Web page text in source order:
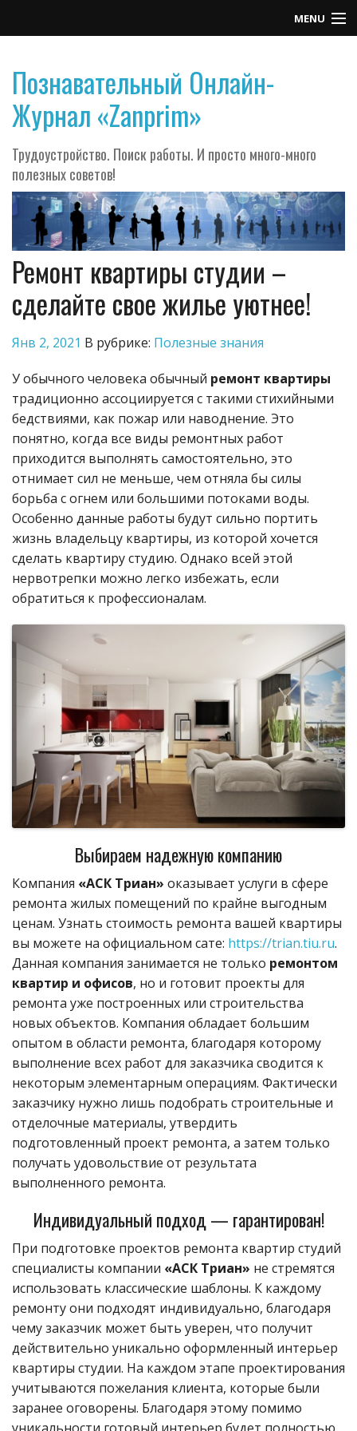
MENU
Познавательный Онлайн-
Журнал «Zanprim»
Трудоустройство. Поиск работы. И просто много-много
полезных советов!
Ремонт квартиры студии –
сделайте свое жилье уютнее!
Янв 2, 2021 В рубрике: Полезные знания
У обычного человека обычный ремонт квартиры
традиционно ассоциируется с такими стихийными
бедствиями, как пожар или наводнение. Это
понятно, когда все виды ремонтных работ
приходится выполнять самостоятельно, это
отнимает сил не меньше, чем отняла бы силы
борьба с огнем или большими потоками воды.
Особенно данные работы будут сильно портить
жизнь владельцу квартиры, из которой хочется
сделать квартиру студию. Однако всей этой
нервотрепки можно легко избежать, если
обратиться к профессионалам.
Выбираем надежную компанию
Компания «АСК Триан» оказывает услуги в сфере
ремонта жилых помещений по крайне выгодным
ценам. Узнать стоимость ремонта вашей квартиры
вы можете на официальном сате: https://trian.tiu.ru.
Данная компания занимается не только ремонтом
квартир и офисов, но и готовит проекты для
ремонта уже построенных или строительства
новых объектов. Компания обладает большим
опытом в области ремонта, благодаря которому
выполнение всех работ для заказчика сводится к
некоторым элементарным операциям. Фактически
заказчику нужно лишь подобрать строительные и
отделочные материалы, утвердить
подготовленный проект ремонта, а затем только
получать удовольствие от результата
выполненного ремонта.
Индивидуальный подход — гарантирован!
При подготовке проектов ремонта квартир студий
специалисты компании «АСК Триан» не стремятся
использовать классические шаблоны. К каждому
ремонту они подходят индивидуально, благодаря
чему заказчик может быть уверен, что получит
действительно уникально оформленный интерьер
квартиры студии. На каждом этапе проектирования
учитываются пожелания клиента, которые были
заранее оговорены. Благодаря этому помимо